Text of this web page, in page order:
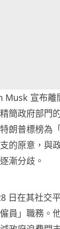
Musk 宣布離
簡政府部門
朗普標榜為
的原意，與
漸分歧。
日在其社交
員」職務。